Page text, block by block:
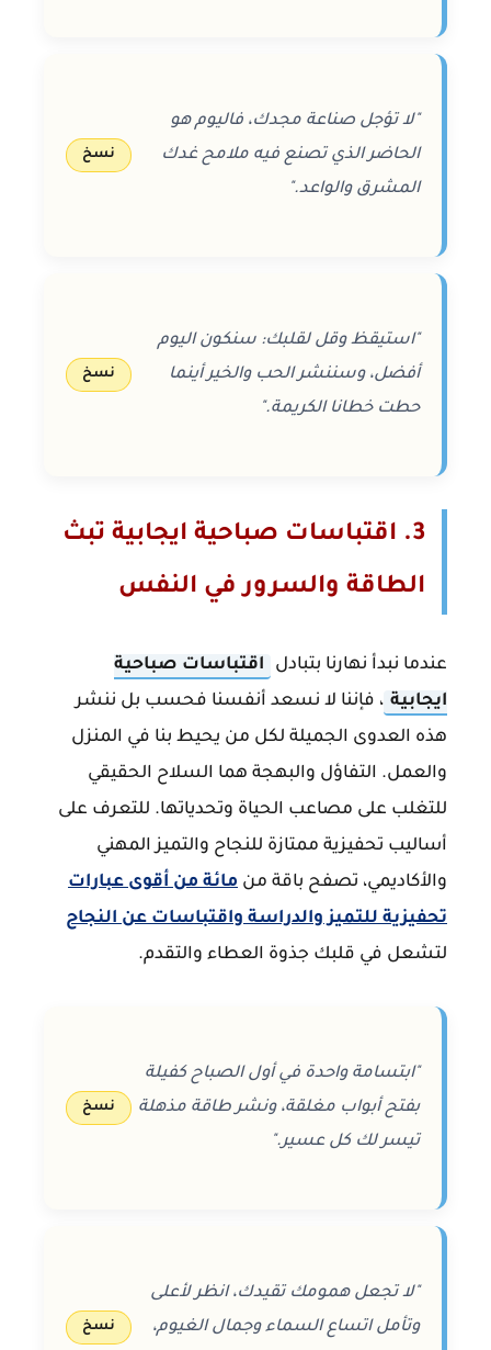
"لا تؤجل صناعة مجدك، فاليوم هو
الحاضر الذي تصنع فيه ملامح غدك
المشرق والواعد."
نسخ
"استيقظ وقل لقلبك: سنكون اليوم
أفضل، وسننشر الحب والخير أينما
حطت خطانا الكريمة."
نسخ
3. اقتباسات صباحية ايجابية تبث
الطاقة والسرور في النفس
عندما نبدأ نهارنا بتبادل
اقتباسات صباحية
ايجابية ، فإننا لا نسعد أنفسنا فحسب بل ننشر
هذه العدوى الجميلة لكل من يحيط بنا في المنزل
والعمل. التفاؤل والبهجة هما السلاح الحقيقي
للتغلب على مصاعب الحياة وتحدياتها. للتعرف على
أساليب تحفيزية ممتازة للنجاح والتميز المهني
والأكاديمي، تصفح باقة من مائة من أقوى عبارات
تحفيزية للتميز والدراسة واقتباسات عن النجاح
لتشعل في قلبك جذوة العطاء والتقدم.
"ابتسامة واحدة في أول الصباح كفيلة
بفتح أبواب مغلقة، ونشر طاقة مذهلة
تيسر لك كل عسير."
نسخ
"لا تجعل همومك تقيدك، انظر لأعلى
وتأمل اتساع السماء وجمال الغيوم،
نسخ